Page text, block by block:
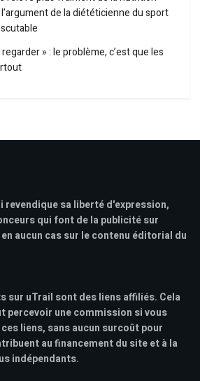
de la diététicienne du sport
regarder » : le problème, c’est que les
revendique sa liberté d'expression,
qui font de la publicité sur
aucun cas sur le contenu éditorial du
sur uTrail sont des liens affiliés. Cela
percevoir une commission si vous
liens, sans aucun surcoût pour
au financement du site et à la
indépendants.